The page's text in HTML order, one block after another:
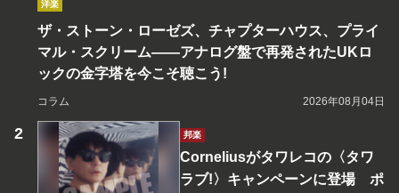
洋楽
ザ・ストーン・ローゼズ、チャプターハウス、プライ
マル・スクリーム――アナログ盤で再発されたUKロ
ックの金字塔を今こそ聴こう!
コラム 2026年08月04日
邦楽
Corneliusがタワレコの〈タワ
ラブ!〉キャンペーンに登場 ポ